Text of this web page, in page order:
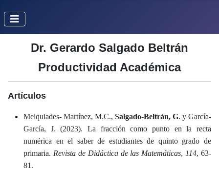
Dr. Gerardo Salgado Beltrán
Productividad Académica
Artículos
Melquiades- Martínez, M.C., Salgado-Beltrán, G. y García-
García, J. (2023). La fracción como punto en la recta
numérica en el saber de estudiantes de quinto grado de
primaria. Revista de Didáctica de las Matemáticas, 114, 63-
81.